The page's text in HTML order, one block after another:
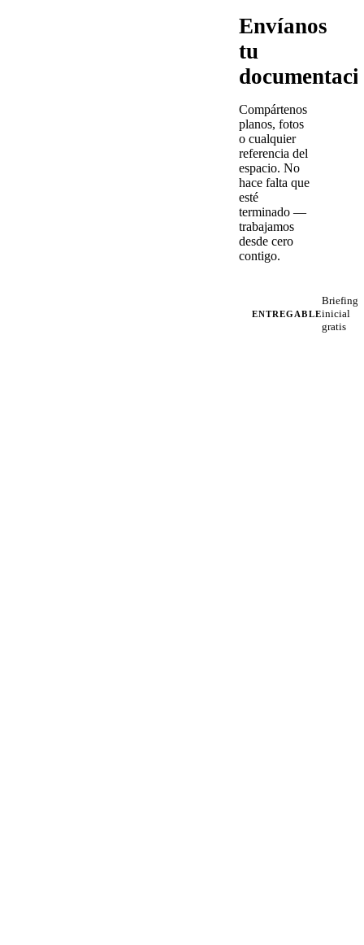
Envíanos
tu
Compártenos
planos, fotos
o cualquier
referencia del
espacio. No
hace falta que
esté
terminado —
trabajamos
desde cero
contigo.
ENTREGABLE
Briefing
inicial
gratis